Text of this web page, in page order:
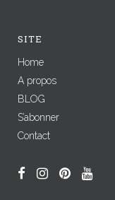
SITE
Home
A propos
BLOG
S’abonner
Contact